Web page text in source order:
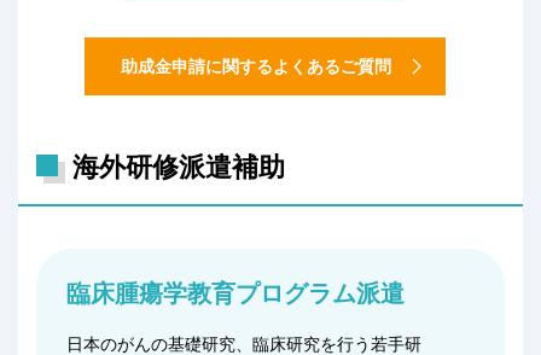
助成金申請に関するよくあるご質問
海外研修派遣補助
臨床腫瘍学教育プログラム派遣
日本のがんの基礎研究、臨床研究を行う若手研